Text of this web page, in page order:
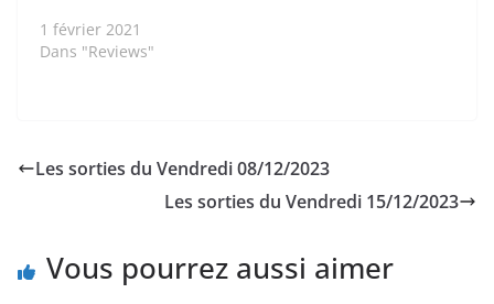
1 février 2021
Dans "Reviews"
Les sorties du Vendredi 08/12/2023
Les sorties du Vendredi 15/12/2023
Vous pourrez aussi aimer